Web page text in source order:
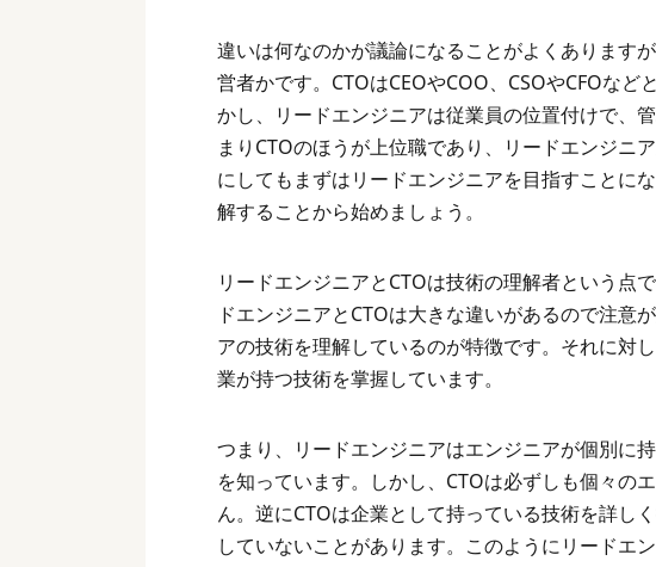
違いは何なのかが議論になることがよくあります
営者かです。CTOはCEOやCOO、CSOやCFOな
かし、リードエンジニアは従業員の位置付けで、
まりCTOのほうが上位職であり、リードエンジニ
にしてもまずはリードエンジニアを目指すことに
解することから始めましょう。
リードエンジニアとCTOは技術の理解者という点
ドエンジニアとCTOは大きな違いがあるので注意
アの技術を理解しているのが特徴です。それに対
業が持つ技術を掌握しています。
つまり、リードエンジニアはエンジニアが個別に
を知っています。しかし、CTOは必ずしも個々の
ん。逆にCTOは企業として持っている技術を詳し
していないことがあります。このようにリードエ